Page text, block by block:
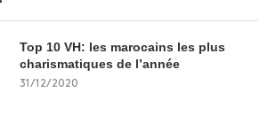
Top 10 VH: les marocains les plus
charismatiques de l’année
31/12/2020